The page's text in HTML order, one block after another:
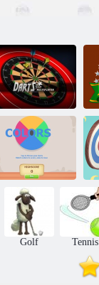
Darts Pro mitme
mängijaga mäng
Värvid
Golf Tennis